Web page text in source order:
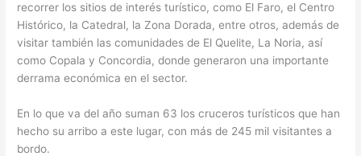
recorrer los sitios de interés turístico, como El Faro, el Centro
Histórico, la Catedral, la Zona Dorada, entre otros, además de
visitar también las comunidades de El Quelite, La Noria, así
como Copala y Concordia, donde generaron una importante
derrama económica en el sector.
En lo que va del año suman 63 los cruceros turísticos que han
hecho su arribo a este lugar, con más de 245 mil visitantes a
bordo.